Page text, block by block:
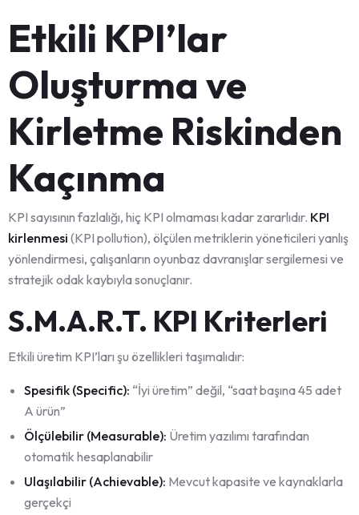
Etkili KPI’lar
Oluşturma ve
Kirletme Riskinden
Kaçınma
KPI sayısının fazlalığı, hiç KPI olmaması kadar zararlıdır. KPI
kirlenmesi (KPI pollution), ölçülen metriklerin yöneticileri yanlış
yönlendirmesi, çalışanların oyunbaz davranışlar sergilemesi ve
stratejik odak kaybıyla sonuçlanır.
S.M.A.R.T. KPI Kriterleri
Etkili üretim KPI’ları şu özellikleri taşımalıdır:
Spesifik (Specific): “İyi üretim” değil, “saat başına 45 adet
A ürün”
Ölçülebilir (Measurable): Üretim yazılımı tarafından
otomatik hesaplanabilir
Ulaşılabilir (Achievable): Mevcut kapasite ve kaynaklarla
gerçekçi